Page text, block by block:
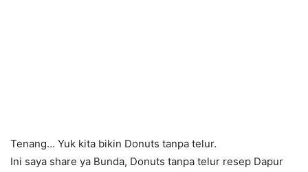
Tenang… Yuk kita bikin Donuts tanpa telur.
Ini saya share ya Bunda, Donuts tanpa telur resep Dapur